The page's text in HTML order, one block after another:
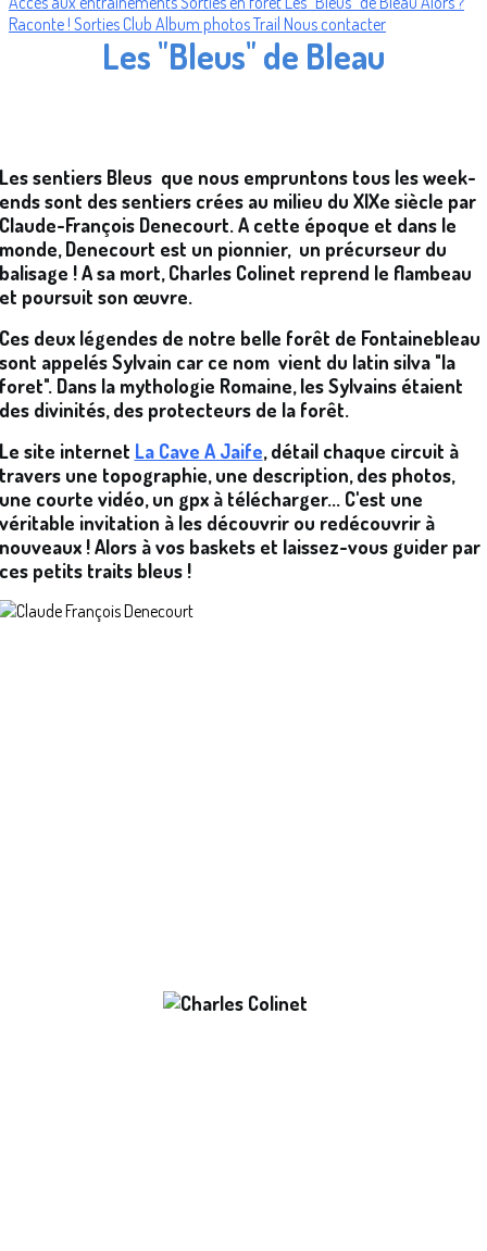
Raconte ! Sorties Club Album photos Trail Nous contacter
Les "Bleus" de Bleau
sentiers Bleus que nous empruntons tous les week-
sont des sentiers crées au milieu du XIXe siècle par
François Denecourt. A cette époque et dans le
Denecourt est un pionnier, un précurseur du
! A sa mort, Charles Colinet reprend le flambeau
poursuit son œuvre.
deux légendes de notre belle forêt de Fontainebleau
appelés Sylvain car ce nom vient du latin silva "la
Dans la mythologie Romaine, les Sylvains étaient
divinités, des protecteurs de la forêt.
site internet La Cave A Jaife, détail chaque circuit à
une topographie, une description, des photos,
courte vidéo, un gpx à télécharger... C'est une
invitation à les découvrir ou redécouvrir à
! Alors à vos baskets et laissez-vous guider par
petits traits bleus !